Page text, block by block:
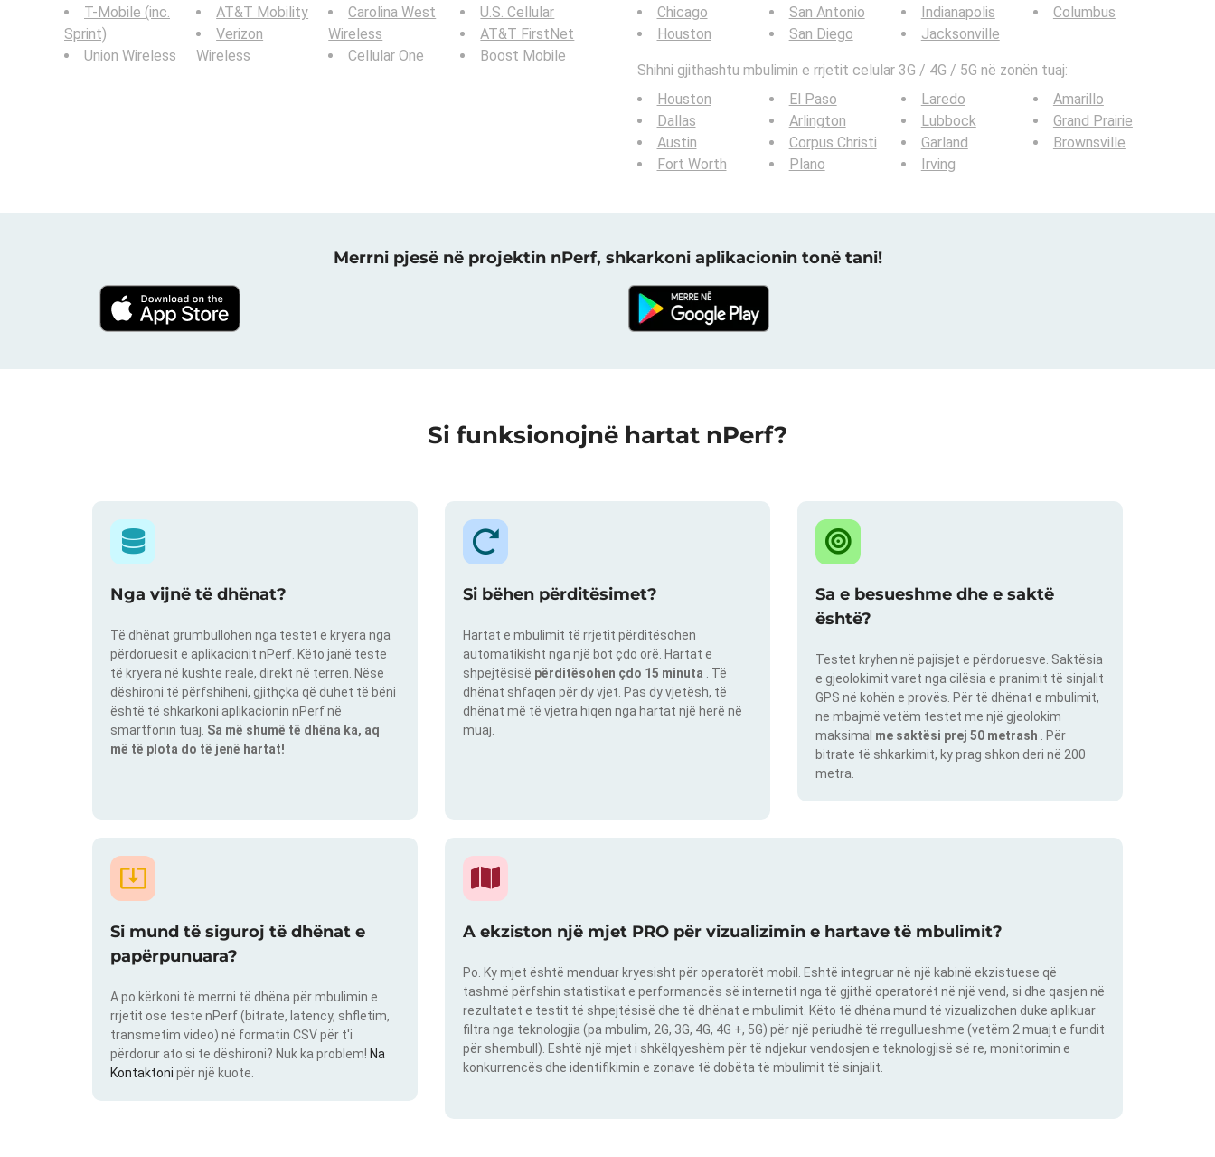
T-Mobile (inc.
Sprint)
Union Wireless
AT&T Mobility
Verizon
Wireless
Carolina West
Wireless
Cellular One
U.S. Cellular
AT&T FirstNet
Boost Mobile
Chicago
Houston
San Antonio
San Diego
Indianapolis
Jacksonville
Columbus
Shihni gjithashtu mbulimin e rrjetit celular 3G / 4G / 5G në zonën tuaj:
Houston
Dallas
Austin
Fort Worth
El Paso
Arlington
Corpus Christi
Plano
Laredo
Lubbock
Garland
Irving
Amarillo
Grand Prairie
Brownsville
Merrni pjesë në projektin nPerf, shkarkoni aplikacionin tonë tani!
Si funksionojnë hartat nPerf?
Nga vijnë të dhënat?
Të dhënat grumbullohen nga testet e kryera nga
përdoruesit e aplikacionit nPerf. Këto janë teste
të kryera në kushte reale, direkt në terren. Nëse
dëshironi të përfshiheni, gjithçka që duhet të bëni
është të shkarkoni aplikacionin nPerf në
smartfonin tuaj. Sa më shumë të dhëna ka, aq
më të plota do të jenë hartat!
Si bëhen përditësimet?
Hartat e mbulimit të rrjetit përditësohen
automatikisht nga një bot çdo orë. Hartat e
shpejtësisë përditësohen çdo 15 minuta
. Të
dhënat shfaqen për dy vjet. Pas dy vjetësh, të
dhënat më të vjetra hiqen nga hartat një herë në
muaj.
Sa e besueshme dhe e saktë
është?
Testet kryhen në pajisjet e përdoruesve. Saktësia
e gjeolokimit varet nga cilësia e pranimit të sinjalit
GPS në kohën e provës. Për të dhënat e mbulimit,
ne mbajmë vetëm testet me një gjeolokim
maksimal me saktësi prej 50 metrash
. Për
bitrate të shkarkimit, ky prag shkon deri në 200
metra.
Si mund të siguroj të dhënat e
papërpunuara?
A po kërkoni të merrni të dhëna për mbulimin e
rrjetit ose teste nPerf (bitrate, latency, shfletim,
transmetim video) në formatin CSV për t'i
përdorur ato si te dëshironi? Nuk ka problem! Na
Kontaktoni për një kuote.
A ekziston një mjet PRO për vizualizimin e hartave të mbulimit?
Po. Ky mjet është menduar kryesisht për operatorët mobil. Eshtë integruar në një kabinë ekzistuese që
tashmë përfshin statistikat e performancës së internetit nga të gjithë operatorët në një vend, si dhe qasjen në
rezultatet e testit të shpejtësisë dhe të dhënat e mbulimit. Këto të dhëna mund të vizualizohen duke aplikuar
filtra nga teknologjia (pa mbulim, 2G, 3G, 4G, 4G +, 5G) për një periudhë të rregullueshme (vetëm 2 muajt e fundit
për shembull). Eshtë një mjet i shkëlqyeshëm për të ndjekur vendosjen e teknologjisë së re, monitorimin e
konkurrencës dhe identifikimin e zonave të dobëta të mbulimit të sinjalit.